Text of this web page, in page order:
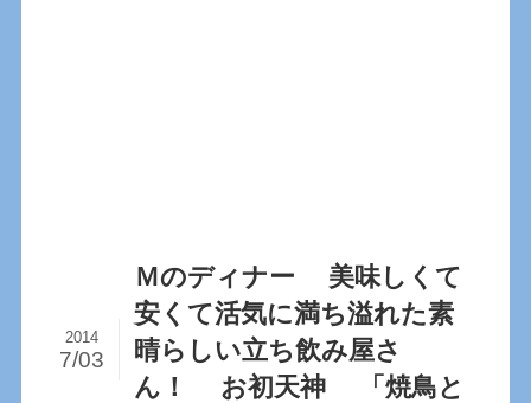
Ｍのディナー 美味しくて
安くて活気に満ち溢れた素
晴らしい立ち飲み屋さ
ん！ お初天神 「焼鳥と
2014
7/03